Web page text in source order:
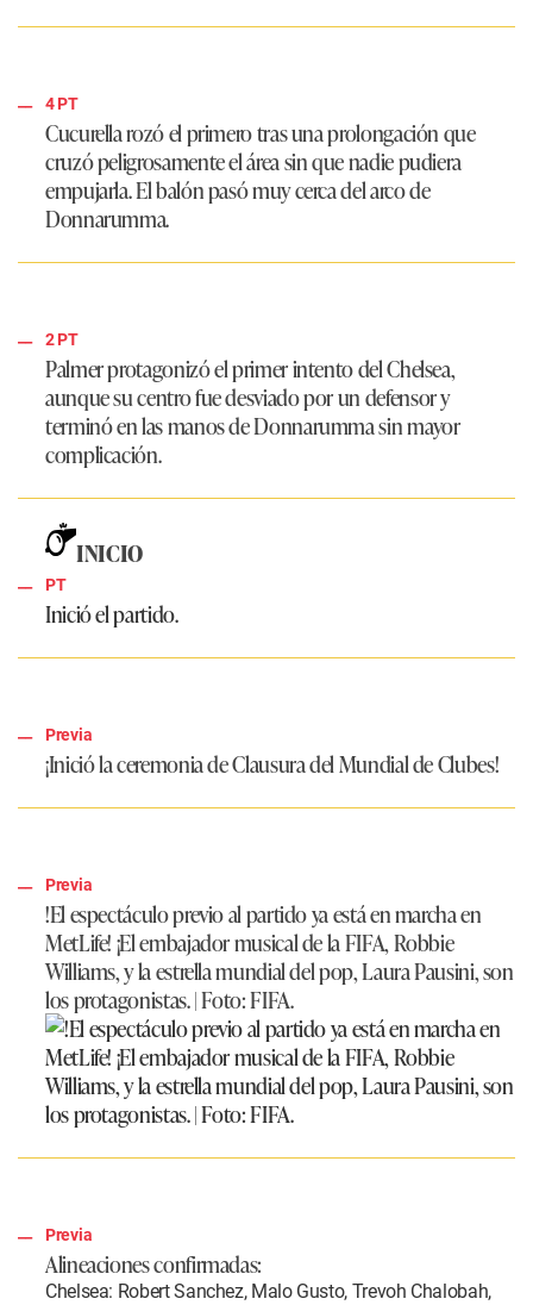
4 PT
Cucurella rozó el primero tras una prolongación que
cruzó peligrosamente el área sin que nadie pudiera
empujarla. El balón pasó muy cerca del arco de
Donnarumma.
2 PT
Palmer protagonizó el primer intento del Chelsea,
aunque su centro fue desviado por un defensor y
terminó en las manos de Donnarumma sin mayor
complicación.
INICIO
PT
Inició el partido.
Previa
¡Inició la ceremonia de Clausura del Mundial de Clubes!
Previa
!El espectáculo previo al partido ya está en marcha en
MetLife! ¡El embajador musical de la FIFA, Robbie
Williams, y la estrella mundial del pop, Laura Pausini, son
los protagonistas. | Foto: FIFA.
Previa
Alineaciones confirmadas:
Chelsea: Robert Sanchez, Malo Gusto, Trevoh Chalobah,